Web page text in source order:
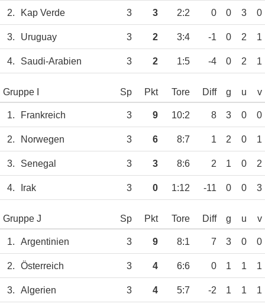
2. Kap Verde 3 3 2:2 0 0 3 0
3. Uruguay 3 2 3:4 -1 0 2 1
4. Saudi-Arabien 3 2 1:5 -4 0 2 1
Gruppe I Sp Pkt Tore Diff g u v
1. Frankreich 3 9 10:2 8 3 0 0
2. Norwegen 3 6 8:7 1 2 0 1
3. Senegal 3 3 8:6 2 1 0 2
4. Irak 3 0 1:12 -11 0 0 3
Gruppe J Sp Pkt Tore Diff g u v
1. Argentinien 3 9 8:1 7 3 0 0
2. Österreich 3 4 6:6 0 1 1 1
3. Algerien 3 4 5:7 -2 1 1 1